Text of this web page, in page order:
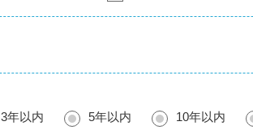
3年以内 5年以内 10年以内